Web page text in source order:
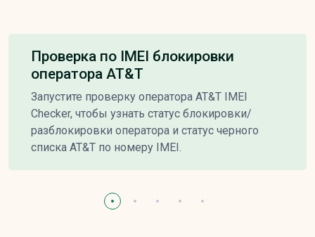
Проверка по IMEI блокировки
оператора AT&T
Запустите проверку оператора AT&T IMEI
Checker, чтобы узнать статус блокировки/
разблокировки оператора и статус черного
списка AT&T по номеру IMEI.